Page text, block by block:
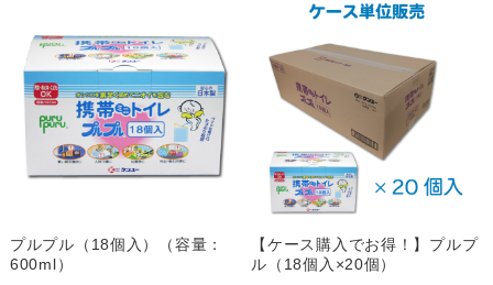
プルプル（18個入）（容量：
600ml）
【ケース購入でお得！】プルプ
ル（18個入×20個）